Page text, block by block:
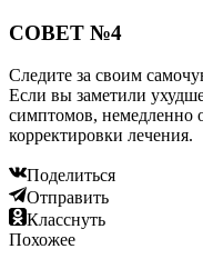
СОВЕТ №4
Следите за своим
Если вы заметили
симптомов, немедленно
корректировки лечения.
Поделиться
Отправить
Класснуть
Похожее